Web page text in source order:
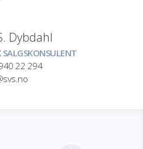
Dybdahl
SALGSKONSULENT
22 294